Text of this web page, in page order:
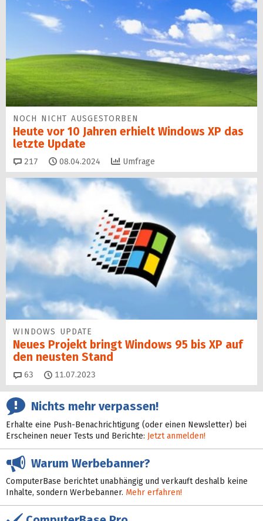
NOCH NICHT AUSGESTORBEN
Heute vor 10 Jahren erhielt Windows XP das
letzte Update
217 Kommentare
08.04.2024 Umfrage
WINDOWS UPDATE
Neues Projekt bringt Windows 95 bis XP auf
den neusten Stand
63 Kommentare
11.07.2023
Nichts mehr verpassen!
Erhalte eine Push-Benachrichtigung (oder einen Newsletter) bei
Erscheinen neuer Tests und Berichte: Jetzt anmelden!
Warum Werbebanner?
ComputerBase berichtet unabhängig und verkauft deshalb keine
Inhalte, sondern Werbebanner. Mehr erfahren!